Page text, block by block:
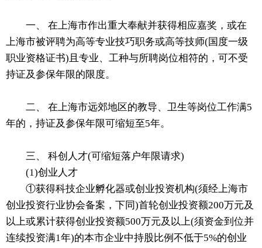
一、 在上海市作出重大奉献并获得相应嘉奖，或在
上海市被评聘为高等专业技巧职务或高等技师(国度一级
职业资格证书)且专业、工种与所聘岗位相符的，可不受
持证及参保年限的限度。
二、 在上海市远郊地区的教导、卫生等岗位工作满5
年的，持证及参保年限可缩短至5年。
三、 科创人才(可缩短落户年限请求)
(1)创业人才
①获得科技企业孵化器或创业投资机构(须经上海市
创业投资行业协会备案，下同)首轮创业投资额200万元及
以上或累计获得创业投资额500万元及以上(须资金到位并
连续投资满1年)的本市企业中持股比例不低于5%的创业